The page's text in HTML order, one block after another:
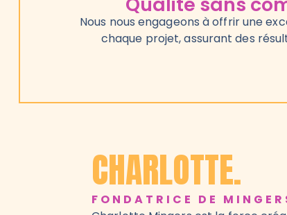
Nous nous engageons à offrir une
chaque projet, assurant des
CHARLOTTE.
FONDATRICE DE